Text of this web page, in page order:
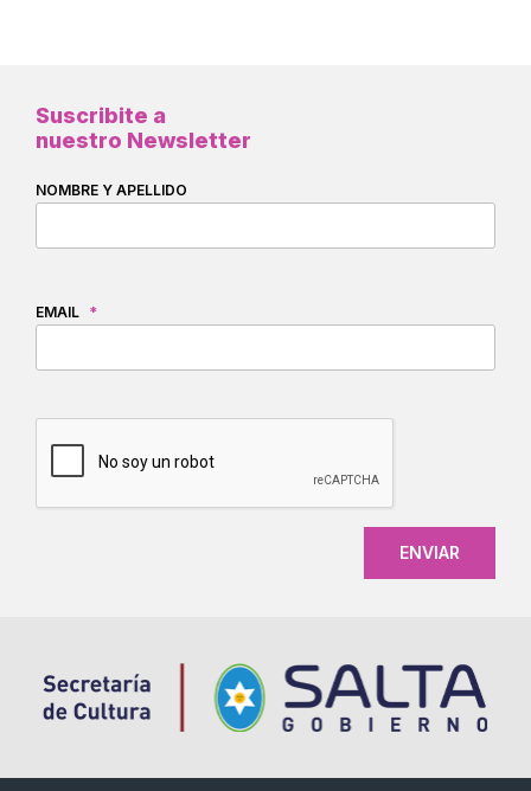
Suscribite a
nuestro Newsletter
NOMBRE Y APELLIDO
EMAIL *